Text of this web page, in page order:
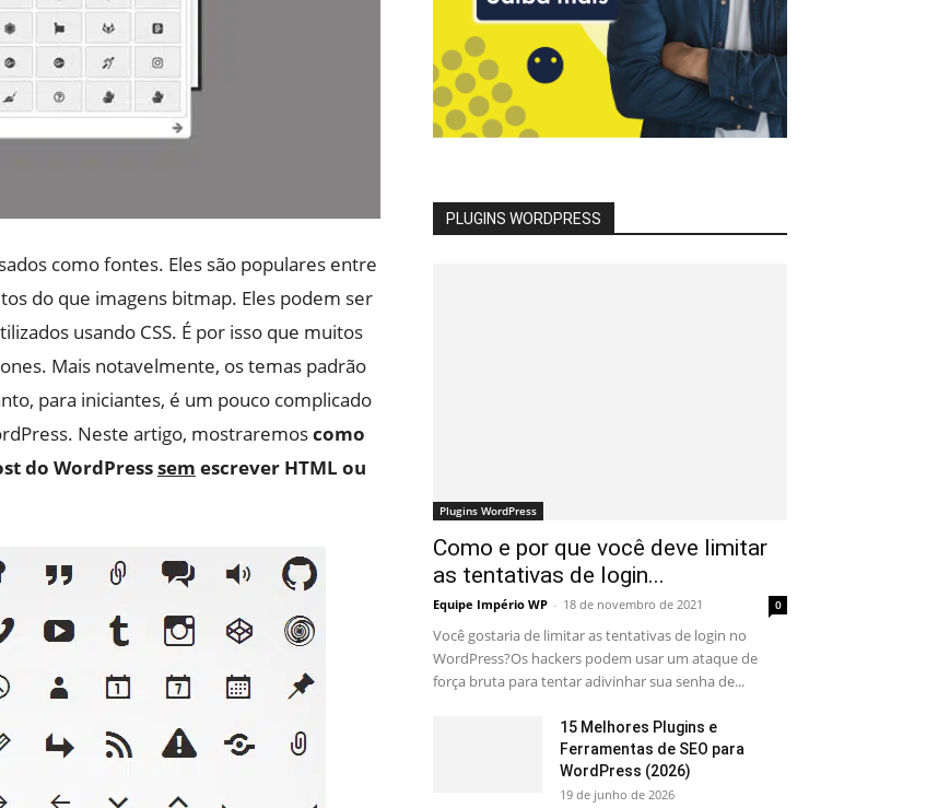
​​como fontes. Eles são populares entre
do que imagens bitmap. Eles podem ser
usando CSS. É por isso que muitos
Mais notavelmente, os temas padrão
para iniciantes, é um pouco complicado
Neste artigo, mostraremoscomo
do WordPresssem escrever HTML ou
PLUGINS WORDPRESS
Plugins WordPress
Como e por que você deve limitar
as tentativas de login...
Equipe Império WP - 18 de novembro de 2021 0
Você gostaria de limitar as tentativas de login no
WordPress?Os hackers podem usar um ataque de
força bruta para tentar adivinhar sua senha de...
15 Melhores Plugins e
Ferramentas de SEO para
WordPress (2026)
19 de junho de 2026